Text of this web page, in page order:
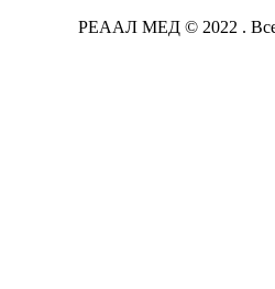
РЕААЛ МЕД © 2022 . Все